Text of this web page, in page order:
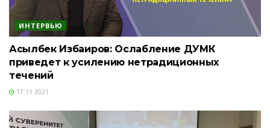
ИНТЕРВЬЮ
Асылбек Избаиров: Ослабление ДУМК
приведет к усилению нетрадиционных
течений
17.11.2021